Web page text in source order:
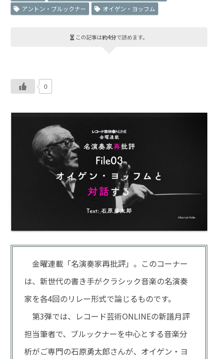
アントン・ブルックナー
オイゲン・ヨッフム
この記事は約4分で読めます。
0
金曜連載「名演奏家再批評」。このコーナー
は、新世代の書き手がクラシック音楽の名演奏
家を各4回のリレー形式で論じるものです。
第3弾では、レコード芸術ONLINEの新譜月評
担当筆者で、ブルックナーを中心とする音楽分
析がご専門の石原勇太郎さんが、オイゲン・ヨ